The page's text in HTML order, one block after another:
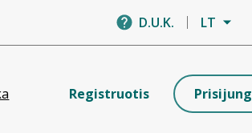
D.U.K. LT
Registruotis